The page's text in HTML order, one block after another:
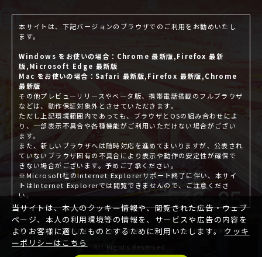
本サイトは、下記バージョンのブラウザでのご利用をお勧めいたし
ます。
Windows をお使いの場合：Chrome 最新版,Firefox 最新
版,Microsoft Edge 最新版
Mac をお使いの場合：Safari 最新版,Firefox 最新版,Chrome
最新版
その他プレビューリリースやベータ版、携帯電話搭載のフルブラウザ
などは、動作保証対象外とさせていただきます。
ただし上記環境範囲内であっても、ブラウザとOSの組み合わせによ
り、一部表示不具合や各種機能がご利用いただけない場合がござい
ます。
また、新しいブラウザへは随時対応を進めてまいりますが、公表され
ていないブラウザ固有の不具合により表示や動作の安定性が確保で
きない場合がございます。予めご了承ください。
※Microsoft社のInternet Explorerサポート終了に伴い、本サイ
トはInternet Explorerでは閲覧できませんので、ご注意くださ
い。
Copyright © Society of Automotive Engineers of Japan, Inc.
All Rights Reserved.
当サイトは、本人のクッキー情報や、閲覧された広告・ウェブ
ページ、本人の利用環境等の情報を、サービスや広告の内容を
よりお客様に適したものとするために利用いたします。クッキ
ーポリシーはこちら